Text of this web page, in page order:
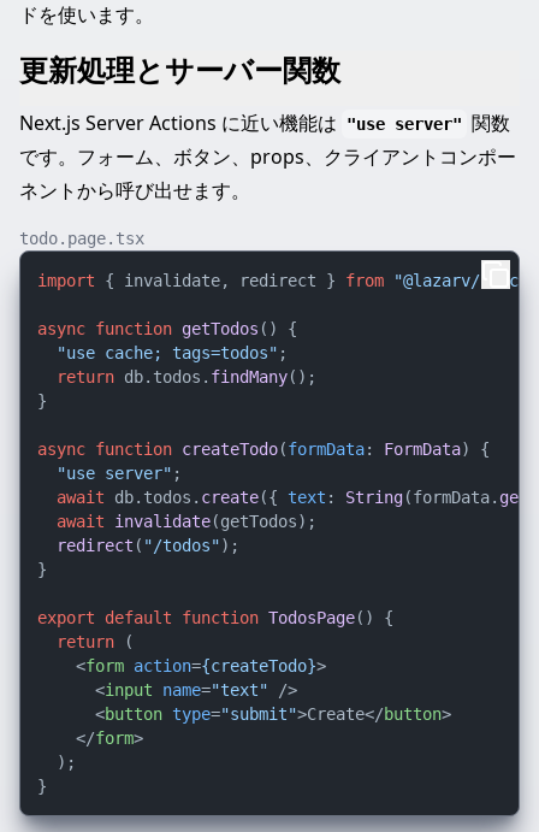
ドを使います。
更新処理とサーバー関数
Next.js Server Actions に近い機能は "use server" 関数
です。フォーム、ボタン、props、クライアントコンポー
ネントから呼び出せます。
todo.page.tsx
import { invalidate, redirect } from "@lazarv/
async function getTodos ( ) {
"use cache; tags=todos" ;
return db. todos . findMany();
}
async function createTodo(formData: FormData) {
"use server" ;
await db. todos . create({ text : String(formData. get
await
invalidate(getTodos);
redirect ( "/todos");
}
export default function TodosPage( ) {
return (
<form action={createTodo}>
<input name="text" />
<button type="submit">Create</button>
</form>
  );